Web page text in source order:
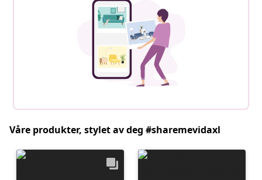
Våre produkter, stylet av deg #sharemevidaxl